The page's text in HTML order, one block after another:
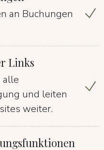
an Buchungen
Links
alle
und leiten
weiter.